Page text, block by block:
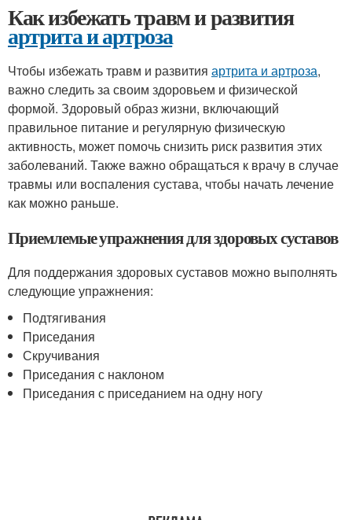
Как избежать травм и развития
артрита и артроза
Чтобы избежать травм и развития артрита и артроза,
важно следить за своим здоровьем и физической
формой. Здоровый образ жизни, включающий
правильное питание и регулярную физическую
активность, может помочь снизить риск развития этих
заболеваний. Также важно обращаться к врачу в случае
травмы или воспаления сустава, чтобы начать лечение
как можно раньше.
Приемлемые упражнения для здоровых суставов
Для поддержания здоровых суставов можно выполнять
следующие упражнения:
Подтягивания
Приседания
Скручивания
Приседания с наклоном
Приседания с приседанием на одну ногу